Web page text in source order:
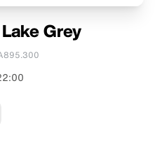
Grey